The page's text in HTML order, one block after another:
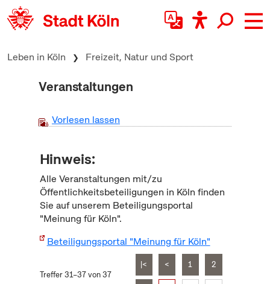
zum Inhalt springen
Leben in Köln Freizeit, Natur und Sport
Veranstaltungen
Vorlesen lassen
Hinweis:
Alle Veranstaltungen mit/zu
Öffentlichkeitsbeteiligungen in Köln finden
Sie auf unserem Beteiligungsportal
"Meinung für Köln".
Beteiligungsportal "Meinung für Köln"
Treffer 31–37 von 37
|< < 1 2